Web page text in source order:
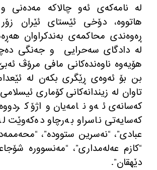
له نامه‌كه‌ی ئه‌و چالاكه‌ مه‌ده‌نی
هاتووه‌، دۆخی ئێستای ئێران
ڕه‌وه‌ندی محاكمه‌ی به‌ندكراوان
له‌ دادگای سه‌حرایی و جه‌نگی
هۆیه‌وه‌ ناوه‌نده‌كانی مافی مرۆڤ
بن بۆ ئه‌وه‌ی ڕێگری بكه‌ن له‌
تاوان له‌ زیندانه‌كانی كۆماری
كه‌سانه‌ی ئه‌و نامه‌یان واژۆ
كه‌سایه‌تی ناسراو به‌رچاو دەکەوێت
عبادی”، “نه‌سرین ستووده‌”،
“كازم عه‌له‌مداری”، “مه‌نسووره‌
دێهقان”.